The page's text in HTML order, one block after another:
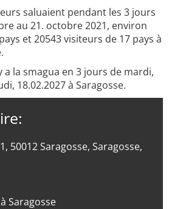
saluaient pendant les 3 jours
au 21. octobre 2021, environ
et 20543 visiteurs de 17 pays à
a la smagua en 3 jours de mardi,
18.02.2027 à Saragosse.
50012 Saragosse, Saragosse,
Saragosse